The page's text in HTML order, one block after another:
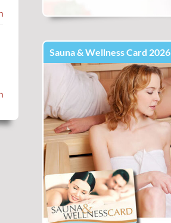
Sauna & Wellness Card 2026